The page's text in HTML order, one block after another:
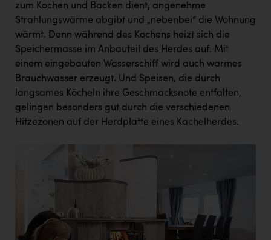
zum Kochen und Backen dient, angenehme
Strahlungswärme abgibt und „nebenbei“ die Wohnung
wärmt. Denn während des Kochens heizt sich die
Speichermasse im Anbauteil des Herdes auf. Mit
einem eingebauten Wasserschiff wird auch warmes
Brauchwasser erzeugt. Und Speisen, die durch
langsames Köcheln ihre Geschmacksnote entfalten,
gelingen besonders gut durch die verschiedenen
Hitzezonen auf der Herdplatte eines Kachelherdes.